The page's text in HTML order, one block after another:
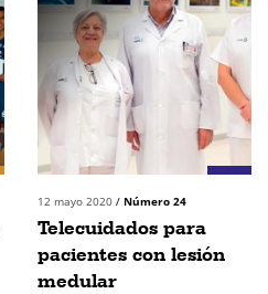
12 mayo 2020 / Número 24
Telecuidados para
pacientes con lesión
medular